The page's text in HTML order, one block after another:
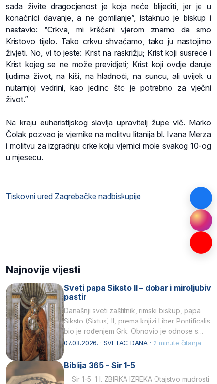
sada živite dragocjenost je koja neće blijediti, jer je u
konačnici davanje, a ne gomilanje”, istaknuo je biskup i
nastavio: “Crkva, mi kršćani vjerom znamo da smo
Kristovo tijelo. Tako crkvu shvaćamo, tako ju nastojimo
živjeti. No, vi to jeste: Krist na raskrižju; Krist koji susreće i
Krist kojeg se ne može previdjeti; Krist koji ovdje daruje
ljudima život, na kiši, na hladnoći, na suncu, ali uvijek u
nutarnjoj vedrini, kao jedino što je potrebno za vječni
život.”
Na kraju euharistijskog slavlja upravitelj župe vlč. Marko
Čolak pozvao je vjernike na molitvu litanija bl. Ivana Merza
i molitvu za izgradnju crke koju vjernici mole svakog 10-og
u mjesecu.
Tiskovni ured Zagrebačke nadbiskupije
Najnovije vijesti
Sveti papa Siksto II – dobar i miroljubiv
pastir
Današnji sveti zaštitnik, rimski biskup, papa
Siksto (Sixtus) II, prema knjizi Liber Pontificalis
bio je rođenjem Grk. Obnovio je odnose s
afričkim…
07.08.2026. · SVETAC DANA · 2 minute čitanja
Biblija 365 – Sir 1-5
Sir 1-5 1 I. ZBIRKA IZREKA Otajstvo mudrosti